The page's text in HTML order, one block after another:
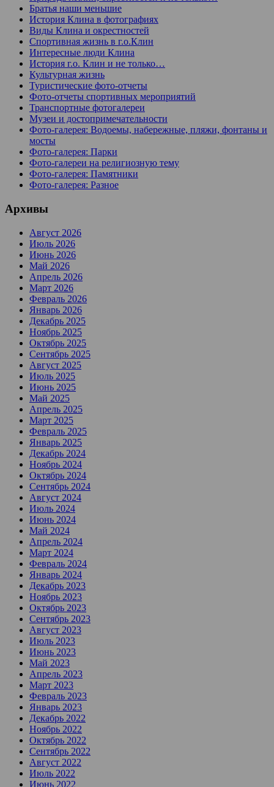
Братья наши меньшие
История Клина в фотографиях
Виды Клина и окрестностей
Спортивная жизнь в г.о.Клин
Интересные люди Клина
История г.о. Клин и не только…
Культурная жизнь
Туристические фото-отчеты
Фото-отчеты спортивных мероприятий
Транспортные фотогалереи
Музеи и достопримечательности
Фото-галерея: Водоемы, набережные, пляжи, фонтаны и
мосты
Фото-галерея: Парки
Фото-галереи на религиозную тему
Фото-галерея: Памятники
Фото-галерея: Разное
Архивы
Август 2026
Июль 2026
Июнь 2026
Май 2026
Апрель 2026
Март 2026
Февраль 2026
Январь 2026
Декабрь 2025
Ноябрь 2025
Октябрь 2025
Сентябрь 2025
Август 2025
Июль 2025
Июнь 2025
Май 2025
Апрель 2025
Март 2025
Февраль 2025
Январь 2025
Декабрь 2024
Ноябрь 2024
Октябрь 2024
Сентябрь 2024
Август 2024
Июль 2024
Июнь 2024
Май 2024
Апрель 2024
Март 2024
Февраль 2024
Январь 2024
Декабрь 2023
Ноябрь 2023
Октябрь 2023
Сентябрь 2023
Август 2023
Июль 2023
Июнь 2023
Май 2023
Апрель 2023
Март 2023
Февраль 2023
Январь 2023
Декабрь 2022
Ноябрь 2022
Октябрь 2022
Сентябрь 2022
Август 2022
Июль 2022
Июнь 2022